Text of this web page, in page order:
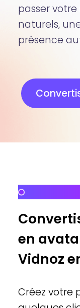
passer
naturels,
présence
en
Vidnoz
Créez votre